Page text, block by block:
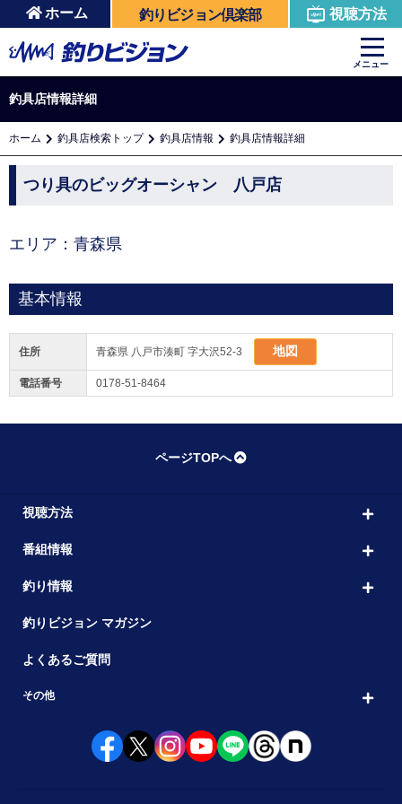
ホーム 釣りビジョン倶楽部 視聴方法
メニュー
釣具店情報詳細
ホーム 釣具店検索トップ 釣具店情報 釣具店情報詳細
つり具のビッグオーシャン 八戸店
エリア：青森県
基本情報
住所 青森県 八戸市湊町 字大沢52-3 地図
電話番号 0178-51-8464
ページTOPへ
視聴方法
番組情報
釣り情報
釣りビジョン マガジン
よくあるご質問
その他